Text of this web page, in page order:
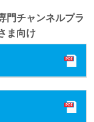
門チャンネルプラ
ま向け